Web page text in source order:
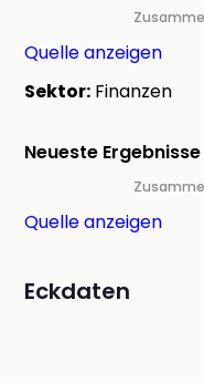
Quelle anzeigen
Sektor: Finanzen
Neueste
Quelle anzeigen
Eckdaten